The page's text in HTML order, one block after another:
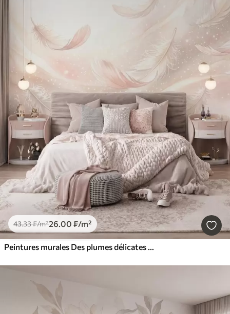
43.33₣/m²26.00 ₣/m²
Peintures murales Des plumes délicates et aériennes, nimbées d'une brume rose-pêche aux reflets chatoyants